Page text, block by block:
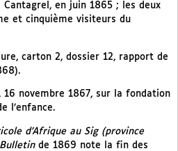
en juin 1865 ; les deux
et cinquième visiteurs du
carton 2, dossier 12, rapport de
16 novembre 1867, sur la fondation
l’enfance.
d’Afrique au Sig (province
Bulletin de 1869 note la fin des